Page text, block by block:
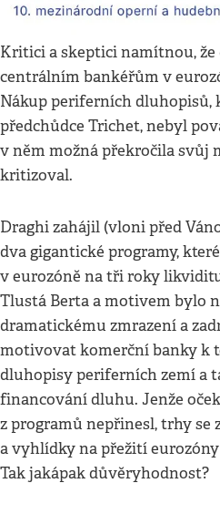
Kritici a skeptici namítnou, že
centrálním bankéřům v
Nákup periferních dluhopisů,
předchůdce Trichet, nebyl
v něm možná překročila svůj
kritizoval.
Draghi zahájil (vloni před
dva gigantické programy,
v eurozóně na tři roky
Tlustá Berta a motivem bylo
dramatickému zmrazení a
motivovat komerční banky k
dluhopisy periferních zemí a
financování dluhu. Jenže
z programů nepřinesl, trhy
a vyhlídky na přežití
Tak jakápak důvěryhodnost?